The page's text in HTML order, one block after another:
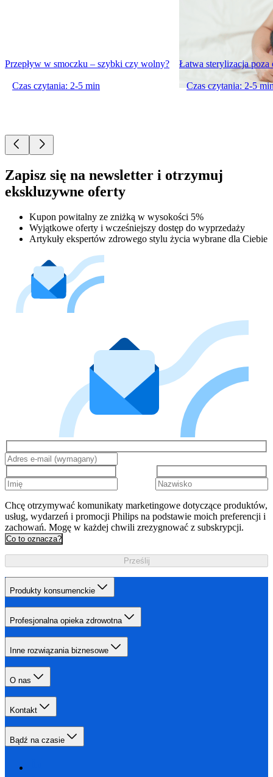
Przepływ w smoczku – szybki czy wolny?
Czas czytania: 2-5 min
Łatwa sterylizacja poza
Czas czytania: 2-5
Zapisz się na newsletter i otrzymuj
ekskluzywne oferty
Kupon powitalny ze zniżką w wysokości 5%
Wyjątkowe oferty i wcześniejszy dostęp do wyprzedaży
Artykuły ekspertów zdrowego stylu życia wybrane dla Ciebie
Chcę otrzymywać komunikaty marketingowe dotyczące produktów,
usług, wydarzeń i promocji Philips na podstawie moich preferencji i
zachowań. Mogę w każdej chwili zrezygnować z subskrypcji.
Co to oznacza?
Prześlij
Produkty konsumenckie
Profesjonalna opieka zdrowotna
Inne rozwiązania biznesowe
O nas
Kontakt
Bądź na czasie